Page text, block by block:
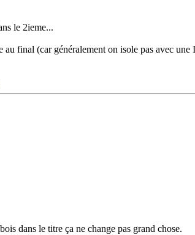
le 2ieme...
final (car généralement on isole pas avec
dans le titre ça ne change pas grand chose.